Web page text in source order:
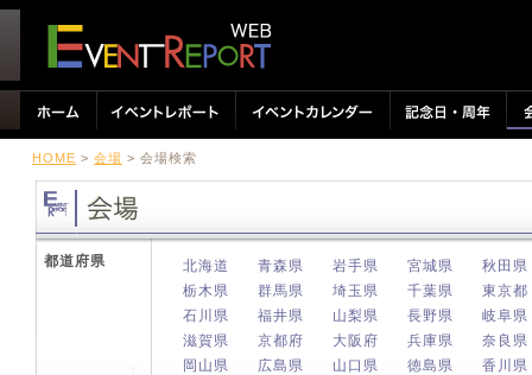
HOME > 会場 > 会場検索
都道府県 北海道 青森県 岩手県 宮城県
秋田県
栃木県
群馬県 埼玉県 千葉県
東京都
石川県
福井県 山梨県 長野県
岐阜県
滋賀県
京都府 大阪府 兵庫県
奈良県
岡山県
広島県 山口県 徳島県
香川県